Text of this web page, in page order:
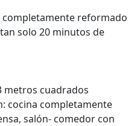
completamente reformado
solo 20 minutos de
metros cuadrados
cocina completamente
salón- comedor con